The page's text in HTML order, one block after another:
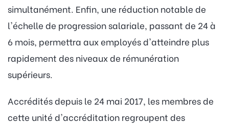
simultanément. Enfin, une réduction notable de
l'échelle de progression salariale, passant de 24 à
6 mois, permettra aux employés d'atteindre plus
rapidement des niveaux de rémunération
supérieurs.
Accrédités depuis le 24 mai 2017, les membres de
cette unité d'accréditation regroupent des